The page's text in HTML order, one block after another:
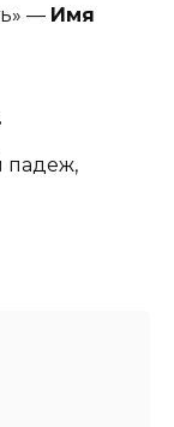
— Имя
падеж,